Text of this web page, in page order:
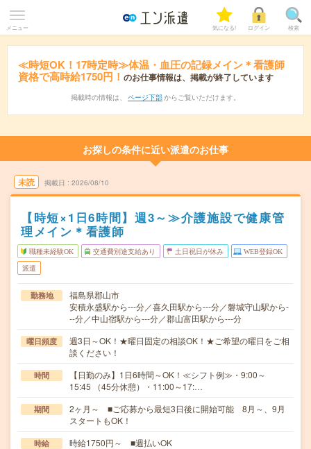
メニュー 気になる! ログイン 検索
≪時短OK！17時定時≫体温・血圧の記録メイン＊看護師
資格で高時給1750円！ のお仕事情報は、掲載が終了しています
掲載時の情報は、 ページ下部 からご覧いただけます。
お探しの条件に近い派遣のお仕事
未読 掲載日 2026/08/10
【時短×1日6時間】週3～≫介護施設で健康管
理メイン＊看護師
職種未経験OK 交通費別途支給あり 土日祝日が休み WEB登録OK
派遣
勤務地
福島県郡山市
安積永盛駅から---分／喜久田駅から---分／磐城守山駅から-
--分／中山宿駅から---分／郡山富田駅から---分
曜日頻度
週3日～OK！★曜日固定の相談OK！★ご希望の曜日をご相
談ください！
時間
【日勤のみ】1日6時間～OK！≪シフト例≫・9:00～
15:45 （45分休憩）・11:00～17:…
期間
2ヶ月～ ■ご応募から最短3日後に開始可能 8月～、9月
スタートもOK！
時給 時給1750円～ ■週払いOK